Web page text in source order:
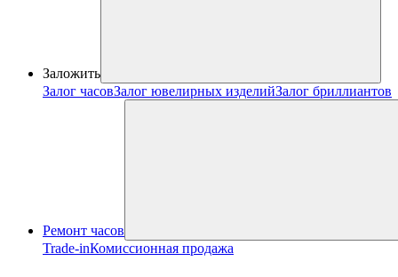
Заложить
Залог часовЗалог ювелирных изделийЗалог бриллиантов
Ремонт часов
Trade-inКомиссионная продажа